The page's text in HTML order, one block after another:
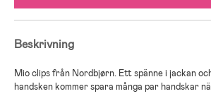
Beskrivning
Mio clips från Nordbjørn. Ett spänne i jackan
handsken kommer spara många par handskar